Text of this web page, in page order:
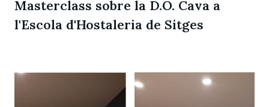
Masterclass sobre la D.O. Cava a
l'Escola d'Hostaleria de Sitges